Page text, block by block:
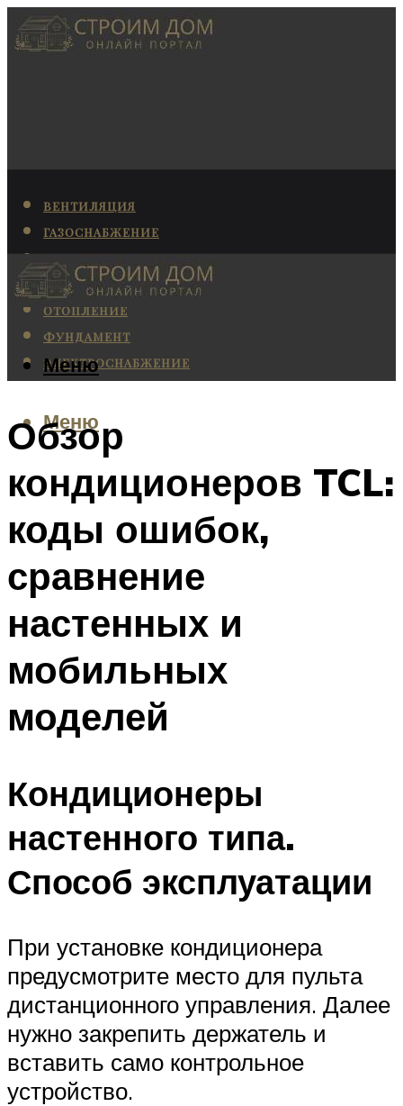
ВЕНТИЛЯЦИЯ
ГАЗОСНАБЖЕНИЕ
КАНАЛИЗАЦИЯ
КОНДИЦИОНИРОВАНИЕ
ОТОПЛЕНИЕ
ФУНДАМЕНТ
ЭЛЕКТРОСНАБЖЕНИЕ
Меню
Меню
Обзор
кондиционеров TCL:
коды ошибок,
сравнение
настенных и
мобильных
моделей
Кондиционеры
настенного типа.
Способ эксплуатации
При установке кондиционера
предусмотрите место для пульта
дистанционного управления. Далее
нужно закрепить держатель и
вставить само контрольное
устройство.